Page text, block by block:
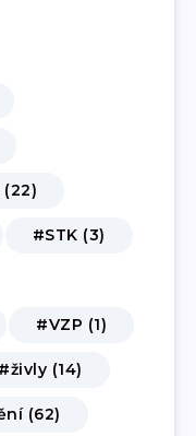
#STK (3)
#VZP (1)
#živly (14)
(62)